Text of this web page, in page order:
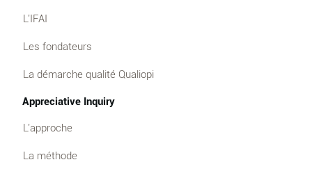
L'IFAI
Les fondateurs
La démarche qualité Qualiopi
Appreciative Inquiry
L'approche
La méthode